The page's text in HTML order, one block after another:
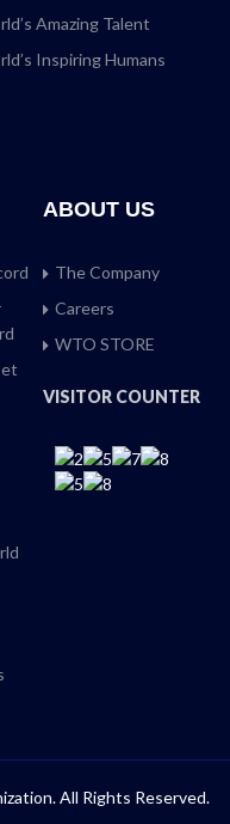
Amazing Talent
Inspiring Humans
ABOUT US
The Company
Careers
WTO STORE
VISITOR COUNTER
All Rights Reserved.